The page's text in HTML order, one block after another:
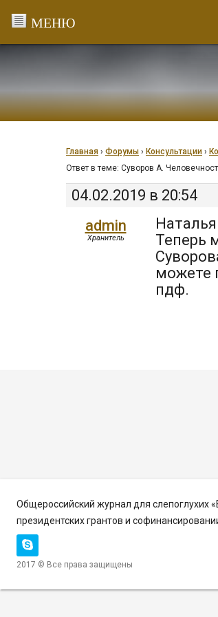
Главная › Форумы › Консультации ›
Ответ в теме: Суворов А.
04.02.2019 в 20:54
admin
Хранитель
Теперь
можете
пдф.
Общероссийский журнал для слепоглухих
президентских грантов и
2017 © Все права защищены